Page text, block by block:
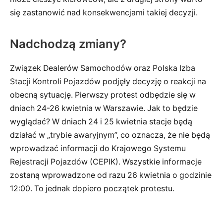
się zastanowić nad konsekwencjami takiej decyzji.
Nadchodzą zmiany?
Związek Dealerów Samochodów oraz Polska Izba
Stacji Kontroli Pojazdów podjęły decyzję o reakcji na
obecną sytuację. Pierwszy protest odbędzie się w
dniach 24-26 kwietnia w Warszawie. Jak to będzie
wyglądać? W dniach 24 i 25 kwietnia stacje będą
działać w „trybie awaryjnym”, co oznacza, że ​​nie będą
wprowadzać informacji do Krajowego Systemu
Rejestracji Pojazdów (CEPIK). Wszystkie informacje
zostaną wprowadzone od razu 26 kwietnia o godzinie
12:00. To jednak dopiero początek protestu.